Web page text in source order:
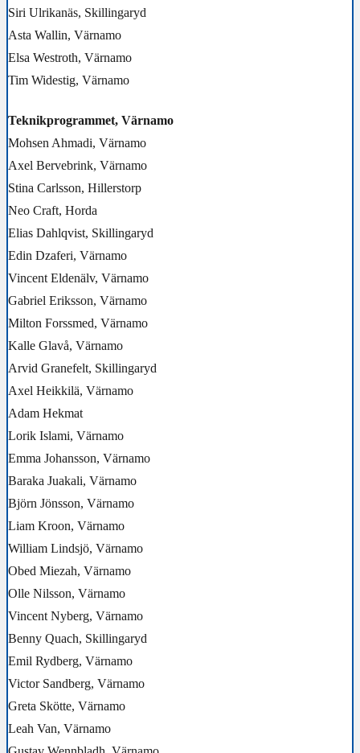
Siri Ulrikanäs, Skillingaryd
Asta Wallin, Värnamo
Elsa Westroth, Värnamo
Tim Widestig, Värnamo
Teknikprogrammet, Värnamo
Mohsen Ahmadi, Värnamo
Axel Bervebrink, Värnamo
Stina Carlsson, Hillerstorp
Neo Craft, Horda
Elias Dahlqvist, Skillingaryd
Edin Dzaferi, Värnamo
Vincent Eldenälv, Värnamo
Gabriel Eriksson, Värnamo
Milton Forssmed, Värnamo
Kalle Glavå, Värnamo
Arvid Granefelt, Skillingaryd
Axel Heikkilä, Värnamo
Adam Hekmat
Lorik Islami, Värnamo
Emma Johansson, Värnamo
Baraka Juakali, Värnamo
Björn Jönsson, Värnamo
Liam Kroon, Värnamo
William Lindsjö, Värnamo
Obed Miezah, Värnamo
Olle Nilsson, Värnamo
Vincent Nyberg, Värnamo
Benny Quach, Skillingaryd
Emil Rydberg, Värnamo
Victor Sandberg, Värnamo
Greta Skötte, Värnamo
Leah Van, Värnamo